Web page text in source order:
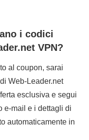
i codici
VPN?
al coupon, sarai
Web-Leader.net
esclusiva e segui
e-mail e i dettagli di
automaticamente in